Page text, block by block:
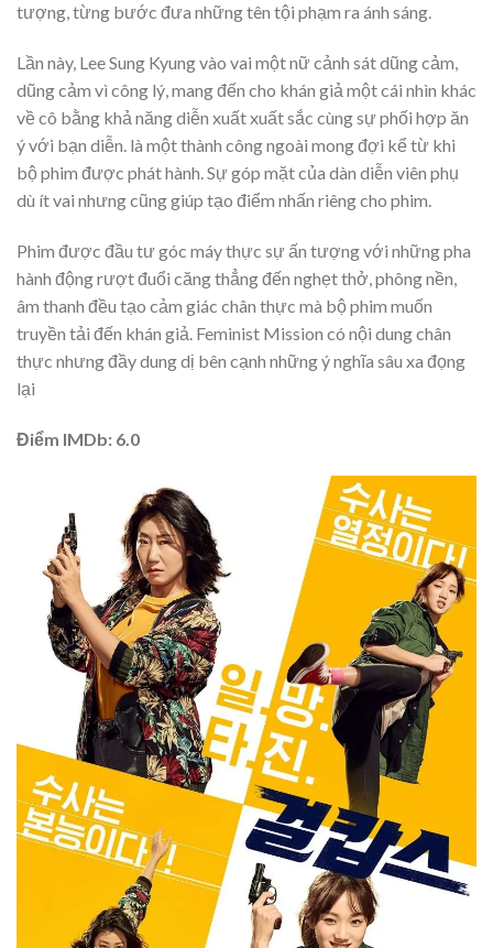
tượng, từng bước đưa những tên tội phạm ra ánh sáng.
Lần này, Lee Sung Kyung vào vai một nữ cảnh sát dũng cảm,
dũng cảm vì công lý, mang đến cho khán giả một cái nhìn khác
về cô bằng khả năng diễn xuất xuất sắc cùng sự phối hợp ăn
ý với bạn diễn. là một thành công ngoài mong đợi kể từ khi
bộ phim được phát hành. Sự góp mặt của dàn diễn viên phụ
dù ít vai nhưng cũng giúp tạo điểm nhấn riêng cho phim.
Phim được đầu tư góc máy thực sự ấn tượng với những pha
hành động rượt đuổi căng thẳng đến nghẹt thở, phông nền,
âm thanh đều tạo cảm giác chân thực mà bộ phim muốn
truyền tải đến khán giả. Feminist Mission có nội dung chân
thực nhưng đầy dung dị bên cạnh những ý nghĩa sâu xa đọng
lại
Điểm IMDb: 6.0